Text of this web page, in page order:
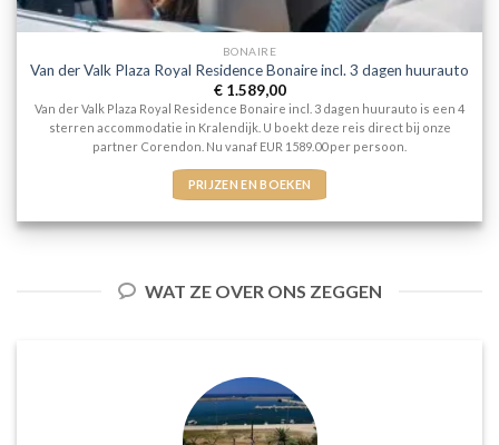
BONAIRE
Van der Valk Plaza Royal Residence Bonaire incl. 3 dagen huurauto
€1.589,00
Van der Valk Plaza Royal Residence Bonaire incl. 3 dagen huurauto is een 4
sterren accommodatie in Kralendijk. U boekt deze reis direct bij onze
partner Corendon. Nu vanaf EUR 1589.00 per persoon.
PRIJZEN EN BOEKEN
WAT ZE OVER ONS ZEGGEN